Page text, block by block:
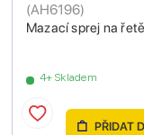
Mazací sprej na
(AH6196)
4+ Skladem
PŘIDAT